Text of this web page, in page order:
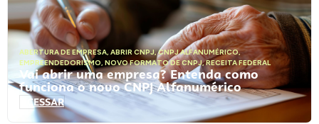
ABERTURA DE EMPRESA, ABRIR CNPJ,CNPJ ALFANUMÉRICO,
EMPREENDEDORISMO, NOVO FORMATO DE CNPJ,RECEITA FEDERAL
Vai abrir uma empresa? Entenda como
funciona o novo CNPJ Alfanumérico
ACESSAR